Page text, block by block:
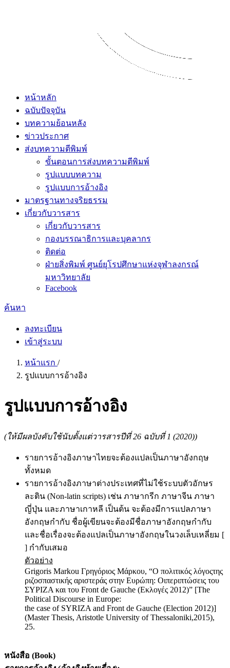
หน้าหลัก
ฉบับปัจจุบัน
บทความย้อนหลัง
ข่าวประกาศ
ส่งบทความตีพิมพ์
ขั้นตอนการส่งบทความตีพิมพ์
รูปแบบบทความ
รูปแบบการอ้างอิง
มาตรฐานทางจริยธรรม
เกี่ยวกับวารสาร
เกี่ยวกับวารสาร
กองบรรณาธิการและบุคลากร
ติดต่อ
ฝ่ายสิ่งพิมพ์ ศูนย์ยุโรปศึกษาแห่งจุฬาลงกรณ์
มหาวิทยาลัย
Facebook
ค้นหา
ลงทะเบียน
เข้าสู่ระบบ
หน้าแรก /
รูปแบบการอ้างอิง
รูปแบบการอ้างอิง
(ให้มีผลบังคับใช้นับตั้งแต่วารสารปีที่ 26 ฉบับที่ 1 (2020))
รายการอ้างอิงภาษาไทยจะต้องแปลเป็นภาษาอังกฤษ
ทั้งหมด
รายการอ้างอิงภาษาต่างประเทศที่ไม่ใช้ระบบตัวอักษร
ละติน (Non-latin scripts) เช่น ภาษากรีก ภาษาจีน ภาษา
ญี่ปุ่น และภาษาเกาหลี เป็นต้น จะต้องมีการแปลภาษา
อังกฤษกำกับ ชื่อผู้เขียนจะต้องมีชื่อภาษาอังกฤษกำกับ
และชื่อเรื่องจะต้องแปลเป็นภาษาอังกฤษในวงเล็บเหลี่ยม [
] กำกับเสมอ
ตัวอย่าง
Grigoris Markou Γρηγόριος Μάρκου, “Ο πολιτικός λόγοςτης
ριζοσπαστικής αριστεράς στην Ευρώπη: Οιπεριπτώσεις του
ΣΥΡΙΖΑ και του Front de Gauche (Εκλογές 2012)” [The
Political Discourse in Europe:
the case of SYRIZA and Front de Gauche (Election 2012)]
(Master Thesis, Aristotle University of Thessaloniki,2015),
25.
หนังสือ (Book)